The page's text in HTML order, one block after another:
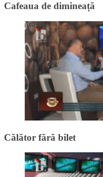
Cafeaua de dimineață
Călător fără bilet